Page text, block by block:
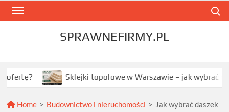
Skip
SPRAWNEFIRMY.PL
Sklejki topolowe w Warszawie – jak wybrać najlepszą
Home > Budownictwo i nieruchomości > Jak wybrać daszek